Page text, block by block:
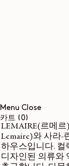
Menu Close
카트 (0)
품목
LEMAIRE(르메
Lemaire)와 사라-
하우스입니다. 컬
디자인된 의류와